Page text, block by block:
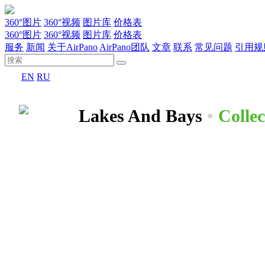
360°图片 360°视频 图片库 价格表
360°图片 360°视频 图片库 价格表
服务 新闻 关于AirPano AirPano团队 文章 联系 常见问题 引用
EN RU
Lakes And Bays •